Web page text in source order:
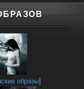
образы]